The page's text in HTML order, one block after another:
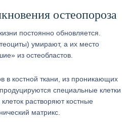
остеопороза
постоянно обновляется.
умирают, а их место
из остеобластов.
в костной ткани, из проникающих
специальные клетки
растворяют костные
матрикс.